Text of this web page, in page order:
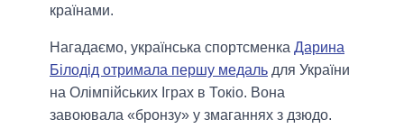
країнами.
Нагадаємо, українська спортсменка Дарина
Білодід отримала першу медаль для України
на Олімпійських Іграх в Токіо. Вона
завоювала «бронзу» у змаганнях з дзюдо.